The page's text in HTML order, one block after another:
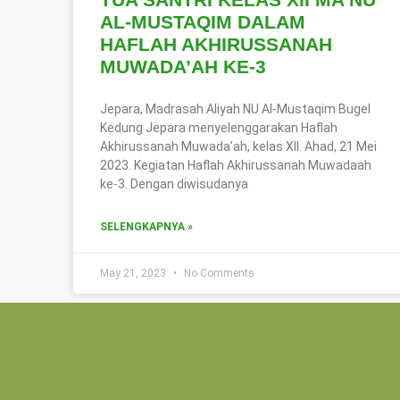
AL-MUSTAQIM DALAM
HAFLAH AKHIRUSSANAH
MUWADA’AH KE-3
Jepara, Madrasah Aliyah NU Al-Mustaqim Bugel
Kedung Jepara menyelenggarakan Haflah
Akhirussanah Muwada’ah, kelas XII. Ahad, 21 Mei
2023. Kegiatan Haflah Akhirussanah Muwadaah
ke-3. Dengan diwisudanya
SELENGKAPNYA »
May 21, 2023 No Comments